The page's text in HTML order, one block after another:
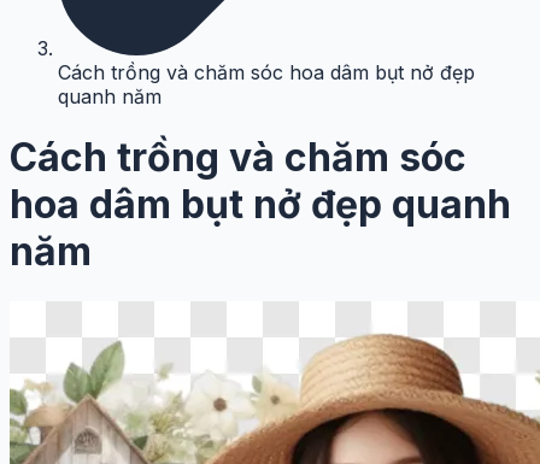
Cách trồng và chăm sóc hoa dâm bụt nở đẹp
quanh năm
Cách trồng và chăm sóc
hoa dâm bụt nở đẹp quanh
năm